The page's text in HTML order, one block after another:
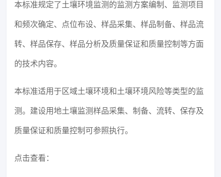
本标准规定了土壤环境监测的监测方案编制、监测项目
和频次确定、点位布设、样品采集、样品制备、样品流
转、样品保存、样品分析及质量保证和质量控制等方面
的技术内容。
本标准适用于区域土壤环境和土壤环境风险等类型的监
测。建设用地土壤监测样品采集、制备、流转、保存及
质量保证和质量控制可参照执行。
点击查看：